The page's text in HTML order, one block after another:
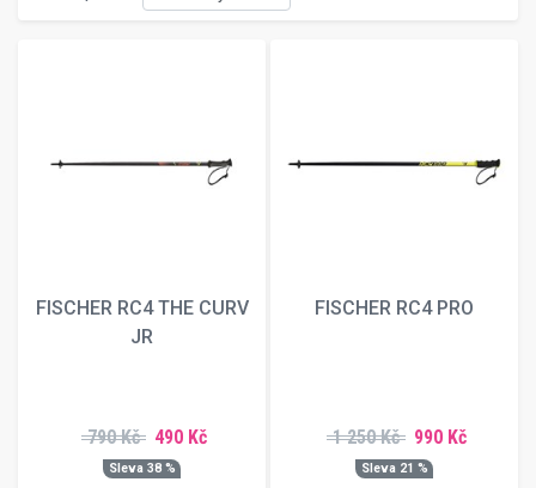
FISCHER RC4 THE CURV
JR
790 Kč 490 Kč
Sleva 38 %
FISCHER RC4 PRO
1 250 Kč 990 Kč
Sleva 21 %